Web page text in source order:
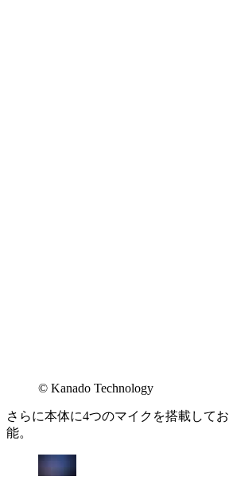
©︎ Kanado Technology
さらに本体に4つのマイクを搭載して
能。